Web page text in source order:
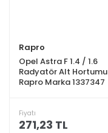
Rapro
Opel Astra F 1.4 / 1.6
Radyatör Alt Hortumu
Rapro Marka 1337347
Fiyatı
271,23 TL